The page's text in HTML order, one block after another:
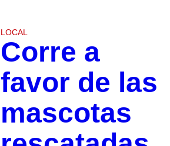
LOCAL
Corre a
favor de las
mascotas